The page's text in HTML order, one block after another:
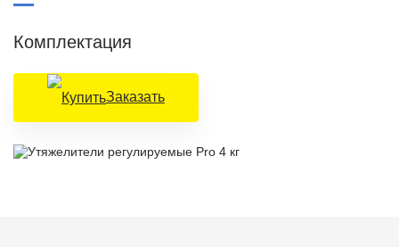
Комплектация
Заказать